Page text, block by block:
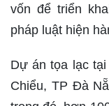
vốn để triển
pháp luật hiện
Dự án tọa lạc
Chiểu, TP Đà